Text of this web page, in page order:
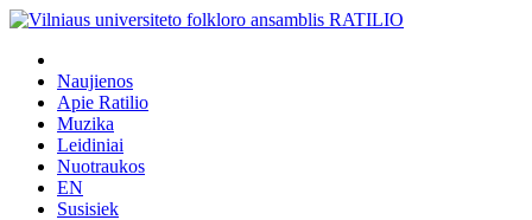
Naujienos
Apie Ratilio
Muzika
Leidiniai
Nuotraukos
EN
Susisiek